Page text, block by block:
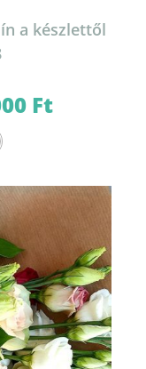
a készlettől
Ft10.000 Ft
a
van.
A
változatok
a
termékoldalon
választhatók
ki